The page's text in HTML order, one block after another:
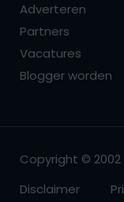
Adverteren
Partners
Vacatures
Blogger worden
Copyright ©
Disclaimer